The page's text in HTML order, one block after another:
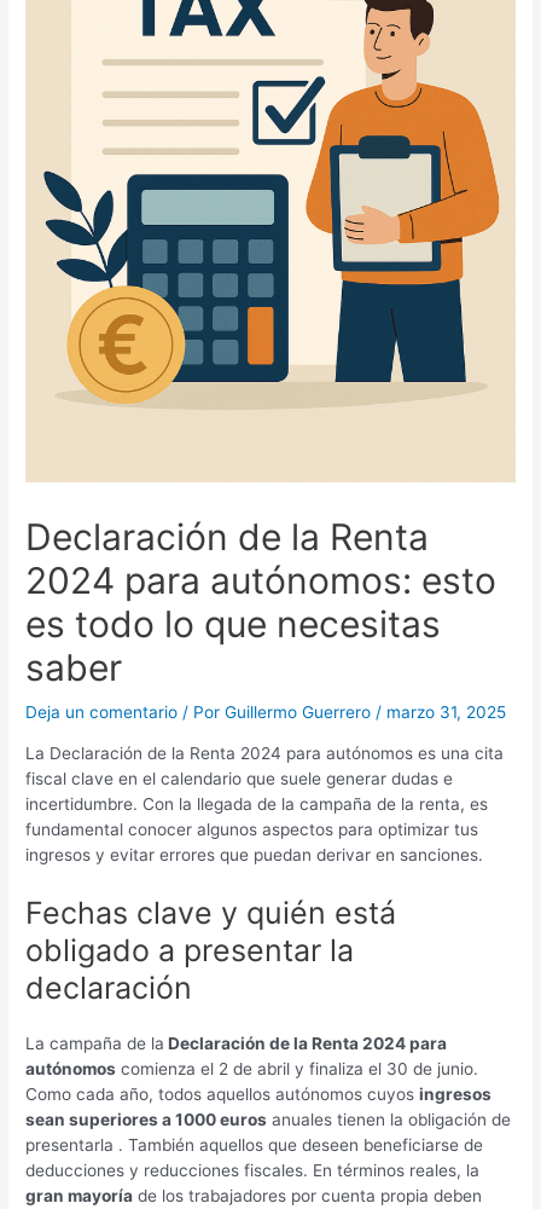
Declaración de la Renta
2024 para autónomos: esto
es todo lo que necesitas
saber
Deja un comentario / PorGuillermo Guerrero/ marzo 31, 2025
La Declaración de la Renta 2024 para autónomos es una cita
fiscal clave en el calendario que suele generar dudas e
incertidumbre. Con la llegada de la campaña de la renta, es
fundamental conocer algunos aspectos para optimizar tus
ingresos y evitar errores que puedan derivar en sanciones.
Fechas clave y quién está
obligado a presentar la
declaración
La campaña de la Declaración de la Renta 2024 para
autónomos comienza el 2 de abril y finaliza el 30 de junio.
Como cada año, todos aquellos autónomos cuyosingresos
sean superiores a 1000 euros anuales tienen la obligación de
presentarla . También aquellos que deseen beneficiarse de
deducciones y reducciones fiscales. En términos reales, la
gran mayoría de los trabajadores por cuenta propia deben